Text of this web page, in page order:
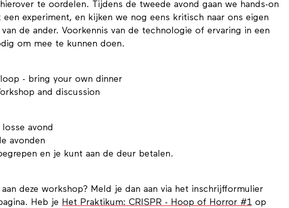
te oordelen. Tijdens de tweede avond gaan we hands-on
een experiment, en kijken we nog eens kritisch naar ons eigen
de ander. Voorkennis van de technologie of ervaring in een
om mee te kunnen doen.
- bring your own dinner
and discussion
avond
avonden
en je kunt aan de deur betalen.
deze workshop? Meld je dan aan via het inschrijfformulier
Heb je Het Praktikum: CRISPR - Hoop of Horror #1 op